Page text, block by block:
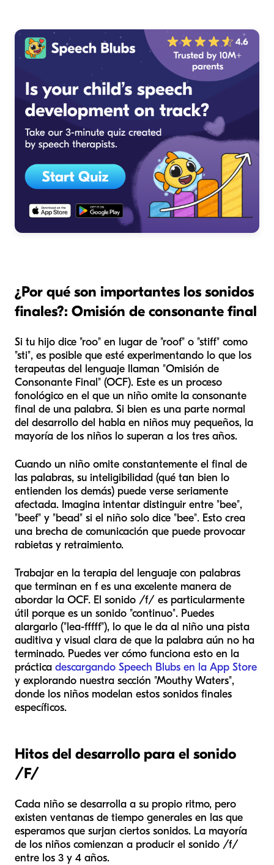
¿Por qué son importantes los sonidos
finales?: Omisión de consonante final
Si tu hijo dice "roo" en lugar de "roof" o "stiff" como
"sti", es posible que esté experimentando lo que los
terapeutas del lenguaje llaman "Omisión de
Consonante Final" (OCF). Este es un proceso
fonológico en el que un niño omite la consonante
final de una palabra. Si bien es una parte normal
del desarrollo del habla en niños muy pequeños, la
mayoría de los niños lo superan a los tres años.
Cuando un niño omite constantemente el final de
las palabras, su inteligibilidad (qué tan bien lo
entienden los demás) puede verse seriamente
afectada. Imagina intentar distinguir entre "bee",
"beef" y "bead" si el niño solo dice "bee". Esto crea
una brecha de comunicación que puede provocar
rabietas y retraimiento.
Trabajar en la terapia del lenguaje con palabras
que terminan en f es una excelente manera de
abordar la OCF. El sonido /f/ es particularmente
útil porque es un sonido "continuo". Puedes
alargarlo ("lea-fffff"), lo que le da al niño una pista
auditiva y visual clara de que la palabra aún no ha
terminado. Puedes ver cómo funciona esto en la
práctica descargando Speech Blubs en la App Store
y explorando nuestra sección "Mouthy Waters",
donde los niños modelan estos sonidos finales
específicos.
Hitos del desarrollo para el sonido
/F/
Cada niño se desarrolla a su propio ritmo, pero
existen ventanas de tiempo generales en las que
esperamos que surjan ciertos sonidos. La mayoría
de los niños comienzan a producir el sonido /f/
entre los 3 y 4 años.